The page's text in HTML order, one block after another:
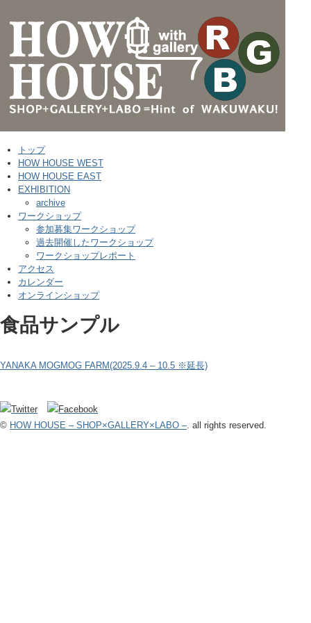
トップ
HOW HOUSE WEST
HOW HOUSE EAST
EXHIBITION
archive
ワークショップ
参加募集ワークショップ
過去開催したワークショップ
ワークショップレポート
アクセス
カレンダー
オンラインショップ
食品サンプル
YANAKA MOGMOG FARM(2025.9.4 – 10.5 ※延長)
© HOW HOUSE – SHOP×GALLERY×LABO –. all rights reserved.